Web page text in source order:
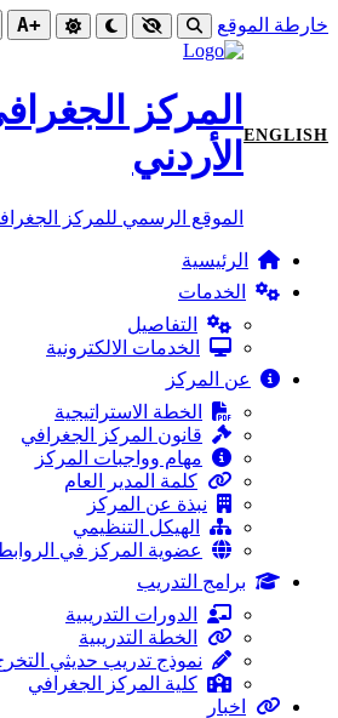
خارطة الموقع +A
ENGLISH
المركز
الأردني
الموقع الرسمي للمركز
الرئيسية
الخدمات
التفاصيل
الخدمات الالكترونية
عن المركز
الخطة الاستراتيجية
قانون المركز الجغرافي
مهام وواجبات المركز
كلمة المدير العام
نبذة عن المركز
الهيكل التنظيمي
عضوية المركز في الروابط
برامج التدريب
الدورات التدريبية
الخطة التدريبية
نموذج تدريب حديثي
كلية المركز الجغرافي
اخبار